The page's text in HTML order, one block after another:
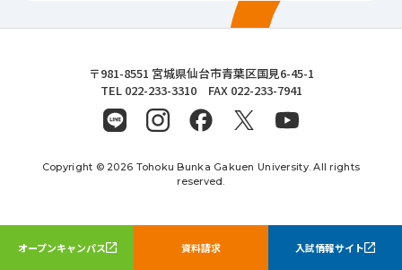
オープンキャンパス 資料請求 入試情報サイト
東北文化学園大学
〒981-8551 宮城県仙台市青葉区国見6-45-1
TEL 022-233-3310 FAX 022-233-7941
Copyright © 2026 Tohoku Bunka Gakuen University. All rights
reserved.